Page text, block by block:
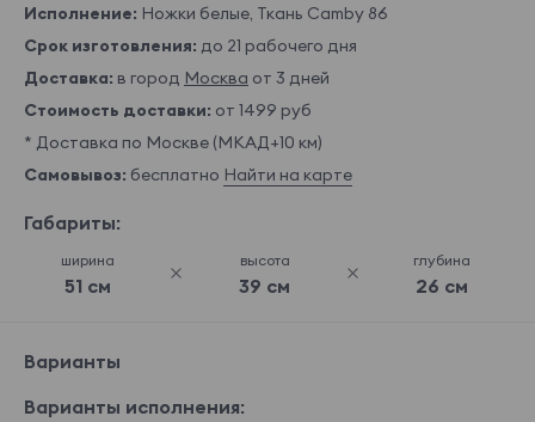
Исполнение: Ножки белые, Ткань Camby 86
Срок изготовления: до 21 рабочего дня
Доставка: в город Москва от 3 дней
Стоимость доставки: от 1499 руб
* Доставка по Москве (МКАД+10 км)
Самовывоз: бесплатно Найти на карте
Габариты:
ширина
51 см
высота
39 см
глубина
26 см
Варианты
Варианты исполнения: